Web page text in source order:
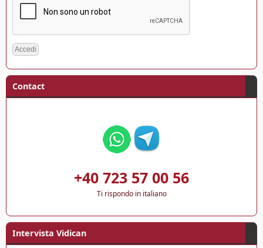
Contact
+40 723 57 00 56
Ti rispondo in italiano
Intervista Vidican